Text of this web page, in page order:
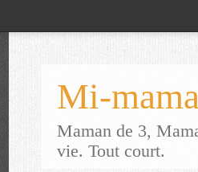
Mi-
Maman de 3,
vie. Tout court.